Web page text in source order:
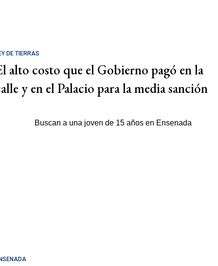
DE TIERRAS
alto costo que el Gobierno pagó en la
y en el Palacio para la media sanción